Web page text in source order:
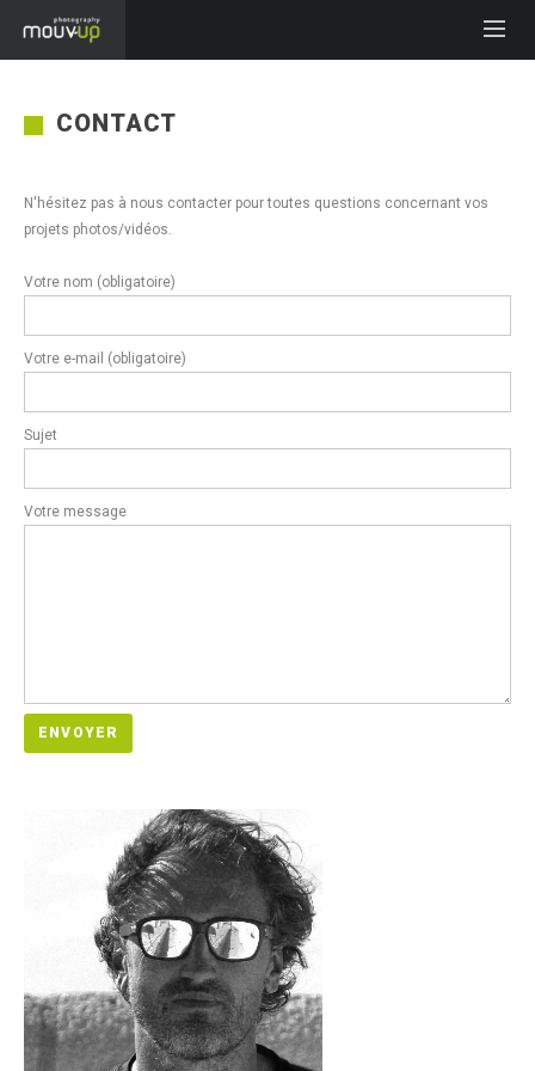
CONTACT
N'hésitez pas à nous contacter pour toutes questions concernant vos
projets photos/vidéos.
Votre nom (obligatoire)
Votre e-mail (obligatoire)
Sujet
Votre message